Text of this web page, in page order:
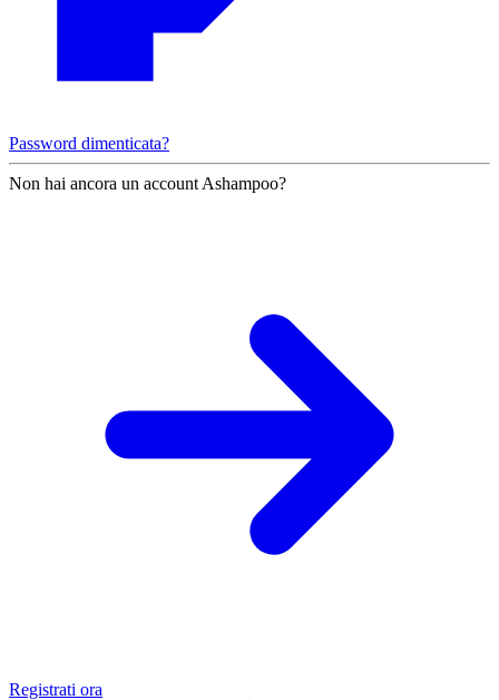
Password dimenticata?
Non hai ancora un account Ashampoo?
Registrati ora